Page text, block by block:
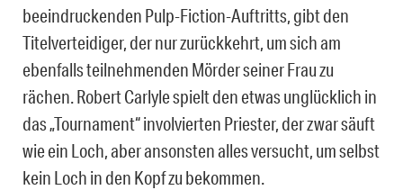
beeindruckenden Pulp-Fiction-Auftritts, gibt den
Titelverteidiger, der nur zurückkehrt, um sich am
ebenfalls teilnehmenden Mörder seiner Frau zu
rächen. Robert Carlyle spielt den etwas unglücklich in
das „Tournament“ involvierten Priester, der zwar säuft
wie ein Loch, aber ansonsten alles versucht, um selbst
kein Loch in den Kopf zu bekommen.